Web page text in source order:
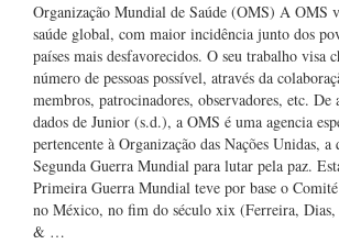
Organização Mundial de Saúde (OMS) A OMS
saúde global, com maior incidência junto dos
países mais desfavorecidos. O seu trabalho visa
número de pessoas possível, através da
membros, patrocinadores, observadores, etc. De
dados de Junior (s.d.), a OMS é uma agencia
pertencente à Organização das Nações Unidas, a
Segunda Guerra Mundial para lutar pela paz.
Primeira Guerra Mundial teve por base o
no México, no fim do século xix (Ferreira, Dias,
& …